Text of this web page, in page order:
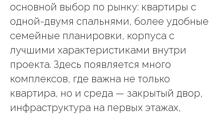
основной выбор по рынку: квартиры с
одной-двумя спальнями, более удобные
семейные планировки, корпуса с
лучшими характеристиками внутри
проекта. Здесь появляется много
комплексов, где важна не только
квартира, но и среда — закрытый двор,
инфраструктура на первых этажах,